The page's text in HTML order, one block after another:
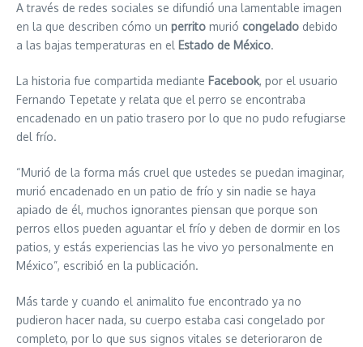
A través de redes sociales se difundió una lamentable imagen
en la que describen cómo un perrito murió congelado debido
a las bajas temperaturas en el Estado de México.
La historia fue compartida mediante Facebook, por el usuario
Fernando Tepetate y relata que el perro se encontraba
encadenado en un patio trasero por lo que no pudo refugiarse
del frío.
“Murió de la forma más cruel que ustedes se puedan imaginar,
murió encadenado en un patio de frío y sin nadie se haya
apiado de él, muchos ignorantes piensan que porque son
perros ellos pueden aguantar el frío y deben de dormir en los
patios, y estás experiencias las he vivo yo personalmente en
México”, escribió en la publicación.
Más tarde y cuando el animalito fue encontrado ya no
pudieron hacer nada, su cuerpo estaba casi congelado por
completo, por lo que sus signos vitales se deterioraron de